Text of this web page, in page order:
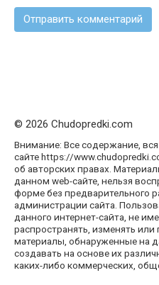
© 2026 Chudopredki.com
Внимание: Все содержание,
сайте https://
об авторских правах.
данном web-сайте, нельзя
форме без предварительного
администрации сайта.
данного интернет-сайта, не
распространять, изменять
материалы, обнаруженные на
создавать на основе их
каких-либо коммерческих,